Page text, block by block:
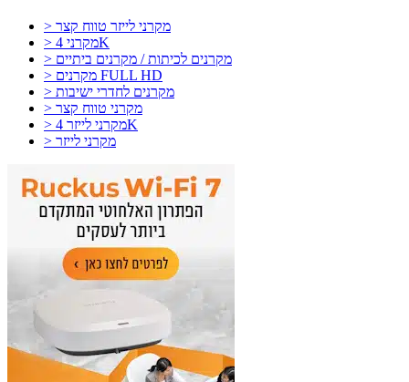
> מקרני לייזר טווח קצר
> מקרני 4K
> מקרנים לכיתות / מקרנים ביתיים
> מקרנים FULL HD
> מקרנים לחדרי ישיבות
> מקרני טווח קצר
> מקרני לייזר 4K
> מקרני לייזר